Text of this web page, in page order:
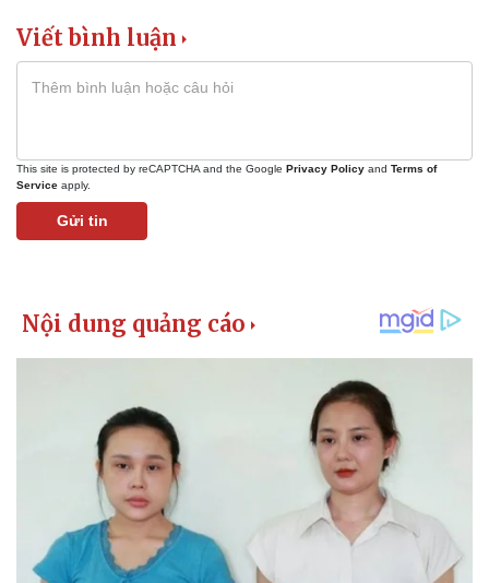
Viết bình luận
This site is protected by reCAPTCHA and the Google Privacy Policy and Terms of
Service apply.
Gửi tin